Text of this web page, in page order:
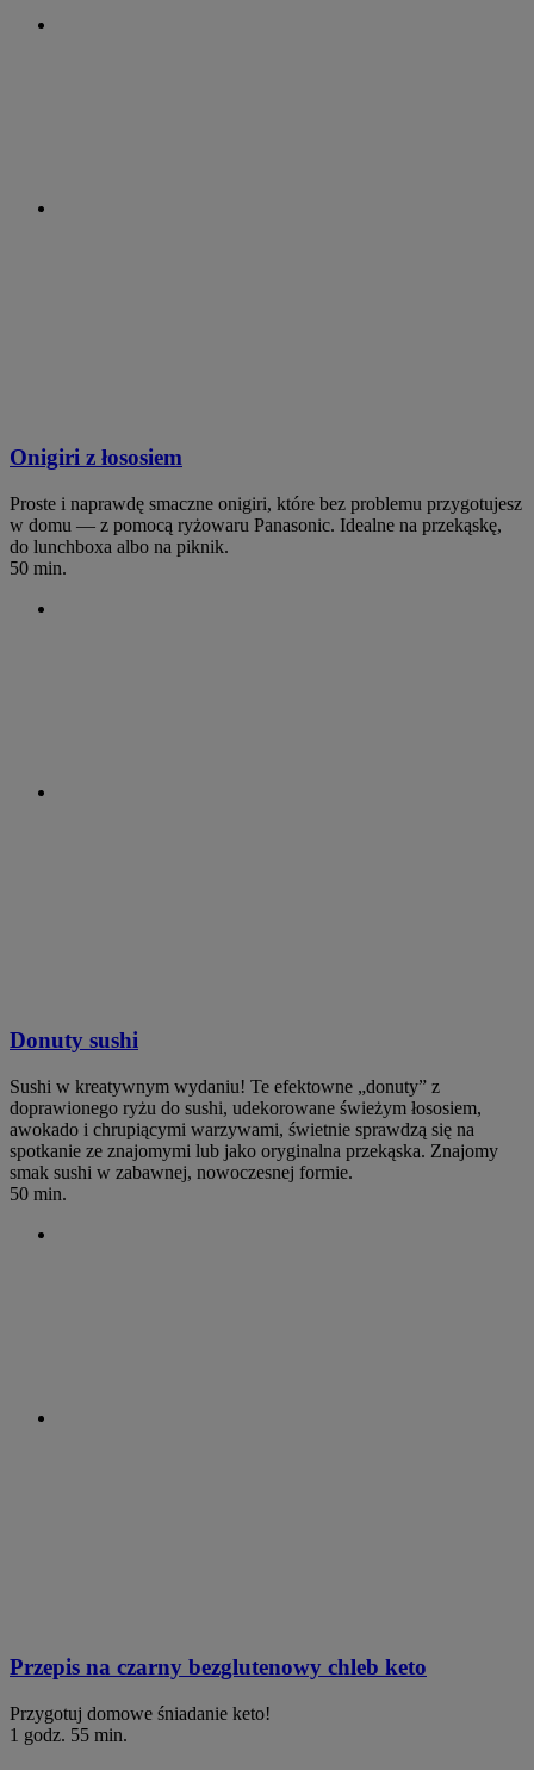
Onigiri z łososiem
Proste i naprawdę smaczne onigiri, które bez problemu przygotujesz
w domu — z pomocą ryżowaru Panasonic. Idealne na przekąskę,
do lunchboxa albo na piknik.
50 min.
Donuty sushi
Sushi w kreatywnym wydaniu! Te efektowne „donuty” z
doprawionego ryżu do sushi, udekorowane świeżym łososiem,
awokado i chrupiącymi warzywami, świetnie sprawdzą się na
spotkanie ze znajomymi lub jako oryginalna przekąska. Znajomy
smak sushi w zabawnej, nowoczesnej formie.
50 min.
Przepis na czarny bezglutenowy chleb keto
Przygotuj domowe śniadanie keto!
1 godz. 55 min.